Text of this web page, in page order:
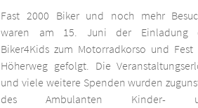
Fast 2000 Biker und noch mehr
waren am 15. Juni der Einladung
Biker4Kids zum Motorradkorso und Fest
Höherweg gefolgt. Die
und viele weitere Spenden wurden
des Ambulanten Kinder-